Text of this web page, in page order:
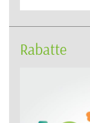
Rabatte